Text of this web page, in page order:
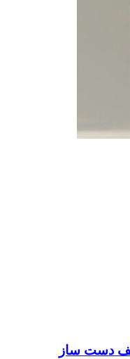
دست ساز